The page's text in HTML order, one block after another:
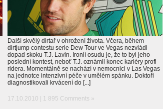
Další skvělý dirtař v ohrožení života. Včera, během
dirtjump contestu serie Dew Tour ve Vegas nezvládl
dopad skoku T.J. Lavin. Ironií osudu je, že to byl jeho
poslední kontest, neboť T.J. oznámil konec kariéry profi
ridera. Momentálně se nachází v nemocnici v Las Vegas
na jednotce intenzivní péče v umělém spánku. Doktoři
diagnostikovali krvácení do [...]
17.10.2010 | 1 895 Comments »